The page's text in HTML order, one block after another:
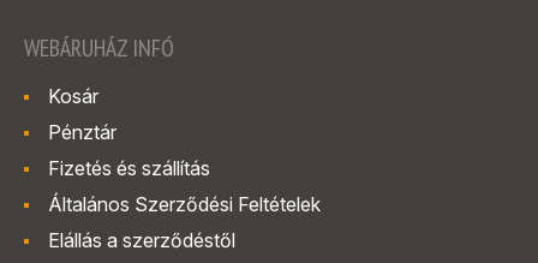
WEBÁRUHÁZ INFÓ
Kosár
Pénztár
Fizetés és szállítás
Általános Szerződési Feltételek
Elállás a szerződéstől